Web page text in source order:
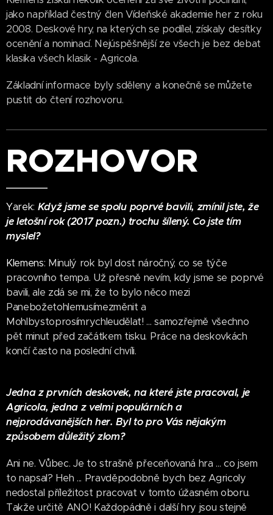
jako například čestný člen Vídeňské akademie her z roku
2008. Deskové hry, na kterých se podílel, získaly desítky
ocenění a nominací. Nejúspěšnější ze všech je bez debat
klasika všech klasik - Agricola.
Základní informace byly sděleny a konečně se můžete
pustit do čtení rozhovoru.
ROZHOVOR
Yarek: Když jsme se spolu poprvé bavili, zmínil jste, že
je letošní rok (2017 pozn.) trochu šílený. Co jste tím
myslel?
Klemens: Minulý rok byl dost náročný, co se týče
pracovního tempa. Už přesně nevím, kdy jsme se poprvé
bavili, ale zdá se mi, že to bylo něco mezi
Panebožetohlemusímezměnit a
Mohlbystoprosímrychleudělat! ... samozřejmě všechno
pět minut před začátkem tisku. Práce na deskovkách
končí často na poslední chvíli.
Jedna z prvních deskovek, na které jste pracoval, je
Agricola, jedna z velmi populárních a
nejprodávanějších her. Byl to pro Vás nějakým
způsobem důležitý zlom?
Ani ne. Vůbec. Je to strašně přeceňovaná hra ... co jsem
to napsal? Heh ... Pravděpodobně bych bez Agricoly
nedostal příležitost pracovat v tomto úžasném oboru.
Takže určitě ANO! Každopádně i další hry jsou stejně